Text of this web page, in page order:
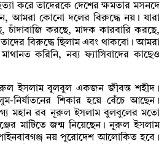
করে তাদেরকে দেশের ক্ষমতার মসনদে
আমরা কোনো দলের বিরুদ্ধে নয়। যারা
চাঁদাবাজি করছে, মাদক কারবারি করছে,
বিরুদ্ধে ছিলাম এবং থাকবো। আমরা
করিনি, নব্য ফ্যাসিবাদের কাছেও
ইসলাম বুলবুল একজন জীবন্ত শহীদ।
নির্যাতনের শিকার হয়ে বেঁচে আছেন।
মহান রব নূরুল ইসলাম বুলবুলের মতো
মাটিতে জন্ম নিয়েছেন। নূরুল ইসলাম
নয় পুরোদেশ আলোকিত হবে।